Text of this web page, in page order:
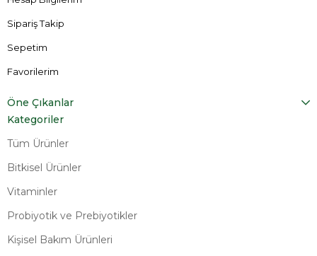
Sipariş Takip
Sepetim
Favorilerim
Öne Çıkanlar
Kategoriler
Tüm Ürünler
Bitkisel Ürünler
Vitaminler
Probiyotik ve Prebiyotikler
Kişisel Bakım Ürünleri